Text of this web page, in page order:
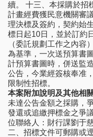
續。 十三、本採購於招
計畫經費獲民意機關審
理決標及簽約，契約始
標日起10日，並於訂約
（委託規劃工作之內容
為基準，一次送預算書
計預算書圖時，併送監
公告，今業經簽核奉准
限制性招標。
本案附加說明及其他相
未達公告金額之採購，
發還或追繳押標金之爭
位聯絡人：財行課劉于
二、招標文件可郵購或